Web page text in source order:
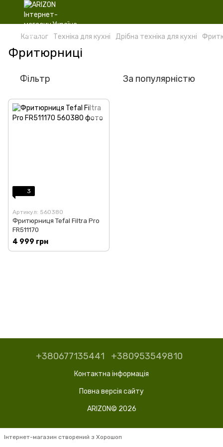
Каталог Техніка для кухні Дрібна техніка для кухні
Фритюрниці
Фільтр За популярністю
3
Артикул: 560380
Фритюрниця Tefal Filtra Pro
FR511170
4 999 грн
+380677135441 +380953549810
Контактна інформація
Повна версія сайту
ARIZON© 2026
Інтернет-магазин створений з Хорошоп